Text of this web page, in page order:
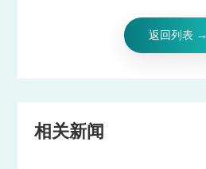
返回列表 →
相关新闻